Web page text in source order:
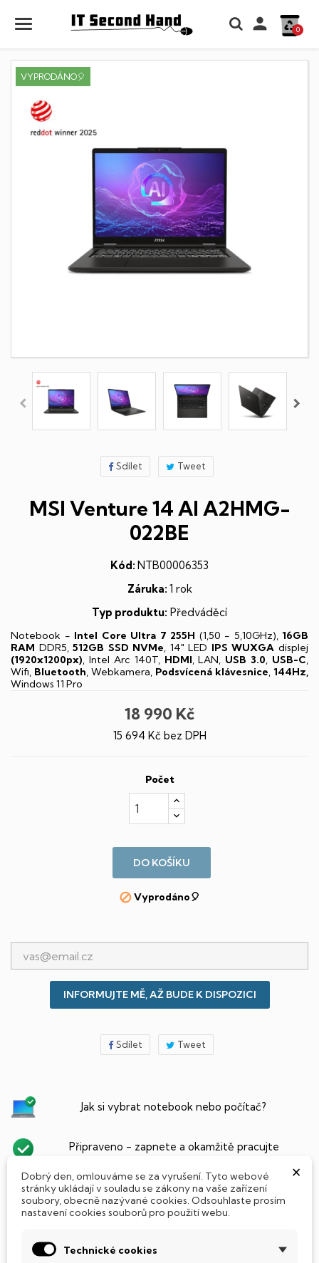
 0
VYPRODÁNO🎈
Sdílet Tweet
MSI Venture 14 AI A2HMG-
022BE
Kód: NTB00006353
Záruka: 1 rok
Typ produktu: Předváděcí
Notebook - Intel Core Ultra 7 255H (1,50 - 5,10GHz), 16GB
RAM DDR5,512GB SSD NVMe, 14" LED IPS WUXGA displej
(1920x1200px), Intel Arc 140T, HDMI, LAN, USB 3.0, USB-C,
Wifi, Bluetooth, Webkamera, Podsvícená klávesnice, 144Hz,
Windows 11 Pro
18 990 Kč
15 694 Kč bez DPH
Počet
DO KOŠÍKU
Vyprodáno🎈
INFORMUJTE MĚ, AŽ BUDE K DISPOZICI
Sdílet Tweet
Jak si vybrat notebook nebo počítač?
Připraveno - zapnete a okamžitě pracujte
Přidat Microsoft Office Plus ➡️ 499,-
POPIS PARAMETRY PRODUKTU
×
Dobrý den, omlouváme se za vyrušení. Tyto webové
stránky ukládají v souladu se zákony na vaše zařízení
soubory, obecně nazývané cookies. Odsouhlaste prosím
nastavení cookies souborů pro použití webu.
Technické cookies